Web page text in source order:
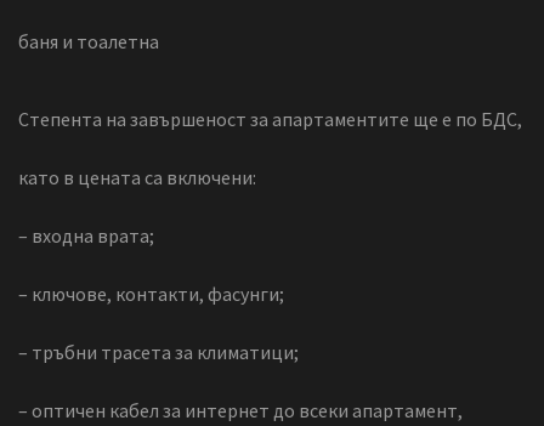
баня и тоалетна
Степента на завършеност за апартаментите ще е по БДС,
като в цената са включени:
– входна врата;
– ключове, контакти, фасунги;
– тръбни трасета за климатици;
– оптичен кабел за интернет до всеки апартамент,